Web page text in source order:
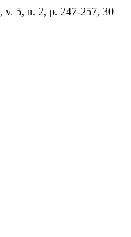
, v. 5, n. 2, p. 247-257, 30